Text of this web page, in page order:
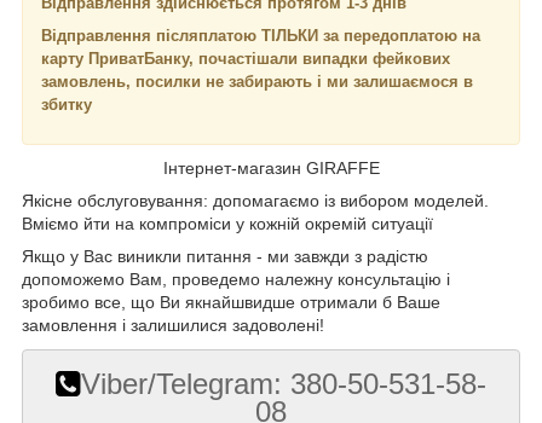
Відправлення післяплатою ТІЛЬКИ за передоплатою на
карту ПриватБанку, почастішали випадки фейкових
замовлень, посилки не забирають і ми залишаємося в
збитку
Інтернет-магазин GIRAFFE
Якісне обслуговування: допомагаємо із вибором моделей.
Вміємо йти на компроміси у кожній окремій ситуації
Якщо у Вас виникли питання - ми завжди з радістю
допоможемо Вам, проведемо належну консультацію і
зробимо все, що Ви якнайшвидше отримали б Ваше
замовлення і залишилися задоволені!
Viber/Telegram: 380-50-531-58-
08